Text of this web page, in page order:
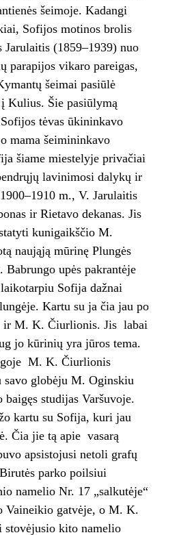
šeimoje. Kadangi
Sofijos motinos brolis
Jarulaitis (1859–1939) nuo
parapijos vikaro pareigas,
šeimai pasiūlė
Kulius. Šie pasiūlymą
tėvas ūkininkavo
mama šeimininkavo
šiame miestelyje privačiai
lavinimosi dalykų ir
m., V. Jarulaitis
ir Rietavo dekanas. Jis
kunigaikščio M.
naująją mūrinę Plungės
Babrungo upės pakrantėje
Sofija dažnai
Kartu su ja čia jau po
ir M. K. Čiurlionis. Jis labai
jo kūrinių yra jūros tema.
M. K. Čiurlionis
savo globėju M. Oginskiu
studijas Varšuvoje.
kartu su Sofija, kuri jau
Čia jie tą apie vasarą
apsistojusi netoli grafų
parko poilsiui
namelio Nr. 17 „salkutėje“
Vaineikio gatvėje, o M. K.
kito namelio